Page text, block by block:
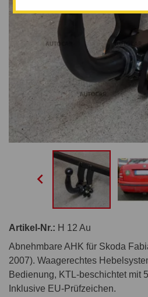

Artikel-Nr.: H 12 Au
Abnehmbare AHK für Skoda
2007). Waagerechtes
Bedienung, KTL-beschichtet mit
Inklusive EU-Prüfzeichen.